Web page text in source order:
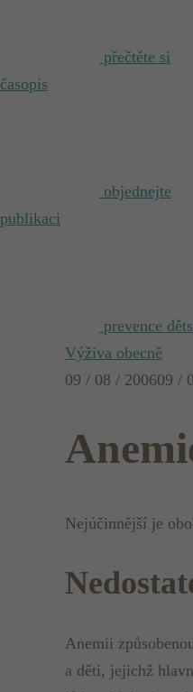
přečtěte si
časopis
objednejte
publikaci
prevence
Výživa obecně
09 / 08 / 200609 /
Nejúčinnější je
Anemii
a děti, jejichž